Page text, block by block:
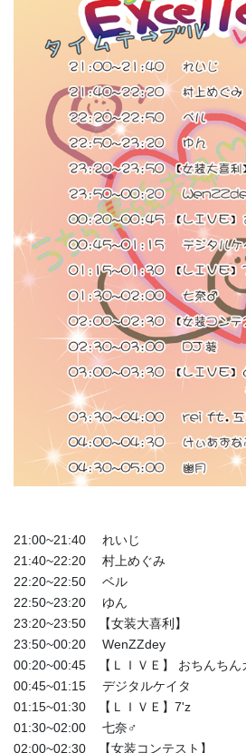
21:00~21:40 れいじ
21:40~22:20 村上めぐみ
22:20~22:50 ベル
22:50~23:20 ゆん
23:20~23:50 【女装大喜利】
23:50~00:20 WenZZdey
00:20~00:45 【ＬＩＶＥ】 おちんちん
00:45~01:15 デジタルケイタ
01:15~01:30 【ＬＩＶＥ】7'z
01:30~02:00 七奈♂
02:00~02:30 【女装コンテスト】